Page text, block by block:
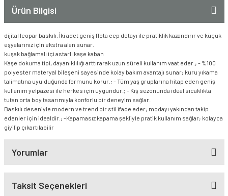
Ürün Bilgisi
dijital leopar baskılı, İki adet geniş flota cep detayı ile pratiklik kazandırır ve küçük
eşyalarınız için ekstra alan sunar.
kuşak bağlamalı içi astarlı kaşe kaban
Kaşe dokuma tipi, dayanıklılığı arttırarak uzun süreli kullanım vaat eder.; - %100
polyester materyal bileşeni sayesinde kolay bakım avantajı sunar; kuru yıkama
talimatına uyulduğunda formunu korur.; - Tüm yaş gruplarına hitap eden geniş
kullanım yelpazesi ile herkes için uygundur.; - Kış sezonunda ideal sıcaklıkta
tutan orta boy tasarımıyla konforlu bir deneyim sağlar.
Baskılı deseniyle modern ve trend bir stil ifade eder; modayı yakından takip
edenler için idealdir.; -Kapamasız kapama şekliyle pratik kullanım sağlar; kolayca
giyilip çıkartılabilir
Yorumlar
Taksit Seçenekleri